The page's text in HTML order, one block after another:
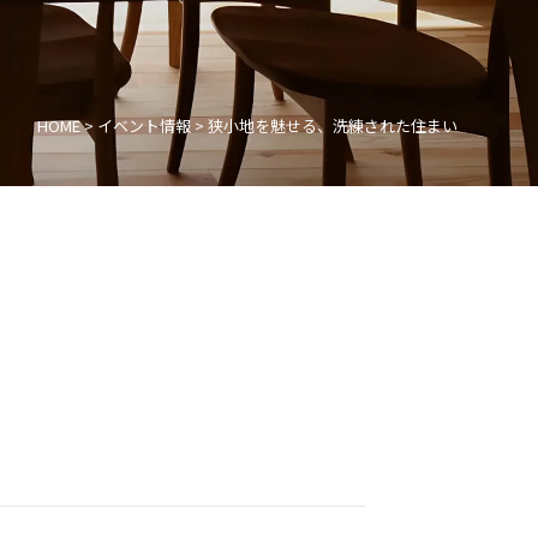
HOME> イベント情報>狭小地を魅せる、洗練された住まい